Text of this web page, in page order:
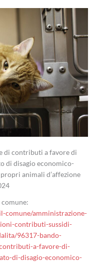
di contributi a favore di
di disagio economico-
animali d’affezione
comune/amministrazione-
contributi-sussidi-
96317-bando-
a-favore-di-
di-disagio-economico-